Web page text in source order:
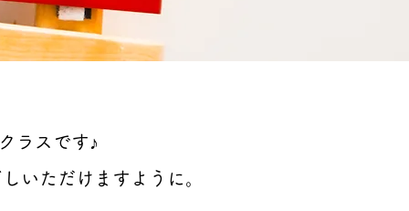
ラスです♪
いただけますように。